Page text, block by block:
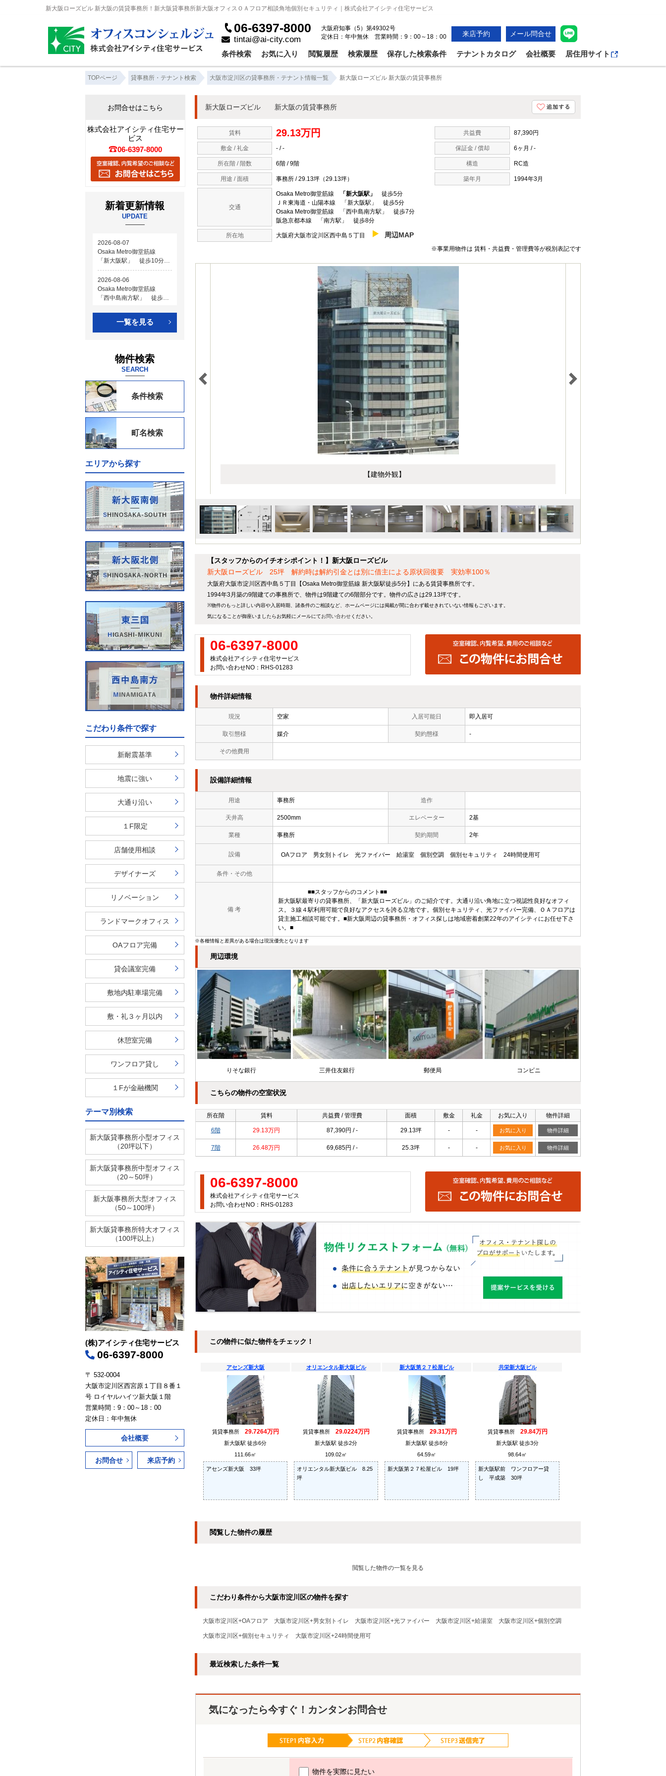
新大阪ローズビル 新大阪の賃貸事務所！新大阪貸事務所新大阪オフィスＯＡフロア相談角地個別セキュリティ｜株式会社アイシティ住宅サービス
06-6397-8000
tintai@ai-city.com
大阪府知事（5）第49302号
定休日：年中無休 営業時間：9：00～18：00
来店予約 メール問合せ
条件検索 お気に入り 閲覧履歴 検索履歴 保存した検索条件 テナントカタログ 会社概要 居住用サイト
TOPページ 貸事務所・テナント検索 大阪市淀川区の貸事務所・テナント情報一覧 新大阪ローズビル 新大阪の賃貸事務所
新大阪ローズビル 新大阪の賃貸事務所
賃料 29.13万円 共益費 87,390円
敷金 / 礼金 - / - 保証金 / 償却 6ヶ月 / -
所在階 / 階数 6階 / 9階 構造 RC造
用途 / 面積 事務所 / 29.13坪（29.13坪） 築年月 1994年3月
交通
Osaka Metro御堂筋線 「新大阪駅」
徒歩5分
ＪＲ東海道・山陽本線 「新大阪駅」 徒歩5分
Osaka Metro御堂筋線 「西中島南方駅」 徒歩7分
阪急京都本線 「南方駅」 徒歩8分
所在地 大阪府大阪市淀川区西中島５丁目 周辺MAP
※事業用物件は 賃料・共益費・管理費等が税別表記です
【建物外観】
【スタッフからのイチオシポイント！】新大阪ローズビル
新大阪ローズビル 25坪 解約時は解約引金とは別に借主による原状回復要 実効率100％
大阪府大阪市淀川区西中島５丁目【Osaka Metro御堂筋線 新大阪駅徒歩5分】にある賃貸事務所です。
1994年3月築の9階建ての事務所で、物件は9階建ての6階部分です。物件の広さは29.13坪です。
※物件のもっと詳しい内容や入居時期、諸条件のご相談など、ホームページには掲載が間に合わず載せきれていない情報もございます。
気になることが御座いましたらお気軽にメールにてお問い合わせください。
06-6397-8000
株式会社アイシティ住宅サービス
お問い合わせNO：RHS-01283
物件詳細情報
現況 空家 入居可能日 即入居可
取引態様 媒介 契約態様 -
その他費用
設備詳細情報
用途 事務所 造作
天井高 2500mm エレベーター 2基
業種 事務所 契約期間 2年
設備 OAフロア 男女別トイレ 光ファイバー 給湯室 個別空調 個別セキュリティ 24時間使用可
条件・その他
備 考
■■スタッフからのコメント■■
新大阪駅最寄りの貸事務所、「新大阪ローズビル」のご紹介です。大通り沿い角地に立つ視認性良好なオフィ
ス。３線４駅利用可能で良好なアクセスを誇る立地です。個別セキュリティ、光ファイバー完備、ＯＡフロアは
貸主施工相談可能です。■新大阪周辺の貸事務所・オフィス探しは地域密着創業22年のアイシティにお任せ下さ
い。■
※各種情報と差異がある場合は現況優先となります
周辺環境
りそな銀行 三井住友銀行 郵便局 コンビニ
こちらの物件の空室状況
所在階 賃料 共益費 / 管理費 面積 敷金 礼金 お気に入り 物件詳細
6階 29.13万円 87,390円 / - 29.13坪 - - お気に入り 物件詳細
7階 26.48万円 69,685円 / - 25.3坪 - - お気に入り 物件詳細
06-6397-8000
株式会社アイシティ住宅サービス
お問い合わせNO：RHS-01283
この物件に似た物件をチェック！
アセンズ新大阪
賃貸事務所 29.7264万円
新大阪駅 徒歩6分
111.66㎡
アセンズ新大阪 33坪
オリエンタル新大阪ビル
賃貸事務所 29.0224万円
新大阪駅 徒歩2分
109.02㎡
オリエンタル新大阪ビル 8.25
坪
新大阪第２７松屋ビル
賃貸事務所 29.31万円
新大阪駅 徒歩8分
64.59㎡
新大阪第２７松屋ビル 19坪
共栄新大阪ビル
賃貸事務所 29.84万円
新大阪駅 徒歩3分
98.64㎡
新大阪駅前 ワンフロアー貸
し 平成築 30坪
閲覧した物件の履歴
閲覧した物件の一覧を見る
こだわり条件から大阪市淀川区の物件を探す
大阪市淀川区+OAフロア 大阪市淀川区+男女別トイレ 大阪市淀川区+光ファイバー 大阪市淀川区+給湯室 大阪市淀川区+個別空調
大阪市淀川区+個別セキュリティ 大阪市淀川区+24時間使用可
最近検索した条件一覧
気になったら今すぐ！カンタンお問合せ
物件を実際に見たい
お問合せはこちら
株式会社アイシティ住宅サー
ビス
06-6397-8000
新着更新情報
UPDATE
一覧を見る
物件検索
SEARCH
条件検索
町名検索
エリアから探す
こだわり条件で探す
新耐震基準
地震に強い
大通り沿い
１F限定
店舗使用相談
デザイナーズ
リノベーション
ランドマークオフィス
OAフロア完備
貸会議室完備
敷地内駐車場完備
敷・礼３ヶ月以内
休憩室完備
ワンフロア貸し
１Fが金融機関
テーマ別検索
新大阪貸事務所小型オフィス
（20坪以下）
新大阪貸事務所中型オフィス
（20～50坪）
新大阪事務所大型オフィス
（50～100坪）
新大阪貸事務所特大オフィス
（100坪以上）
(株)アイシティ住宅サービス
06-6397-8000
〒 532-0004
大阪市淀川区西宮原１丁目８番１
号 ロイヤルハイツ新大阪１階
営業時間：9：00～18：00
定休日：年中無休
会社概要
お問合せ 来店予約